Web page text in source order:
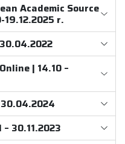
Academic Source
r.
| 14.10 –
30.11.2023